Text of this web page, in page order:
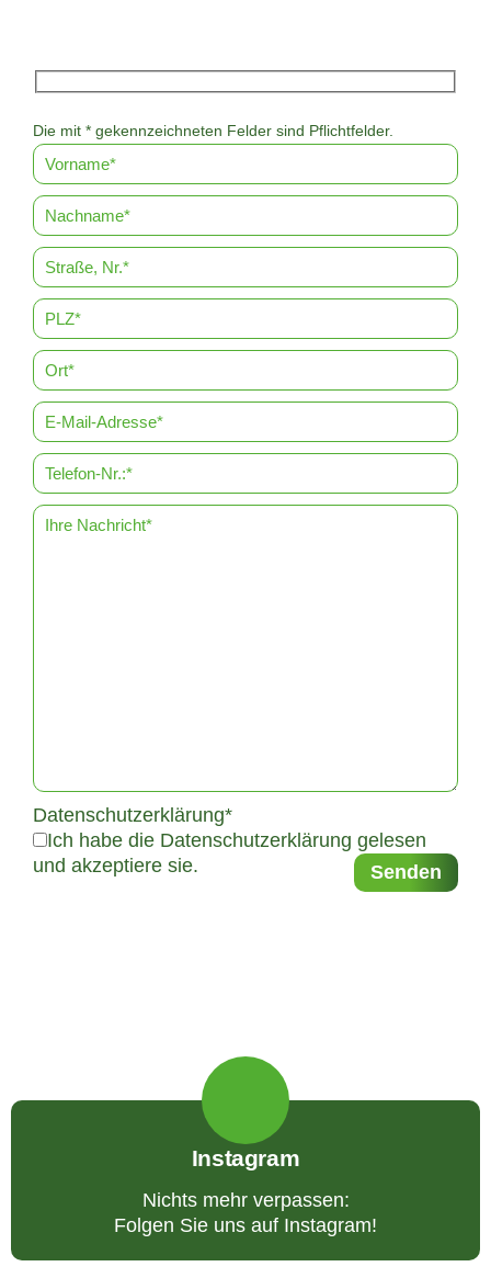
Die mit * gekennzeichneten Felder sind Pflichtfelder.
Datenschutzerklärung*
Ich habe die Datenschutzerklärung gelesen
und akzeptiere sie.
Instagram
Nichts mehr verpassen:
Folgen Sie uns auf Instagram!